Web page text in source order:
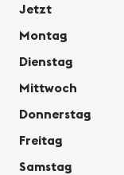
Jetzt
Montag
Dienstag
Mittwoch
Donnerstag
Freitag
Samstag